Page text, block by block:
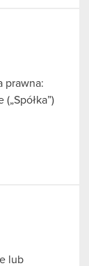
prawna:
lub